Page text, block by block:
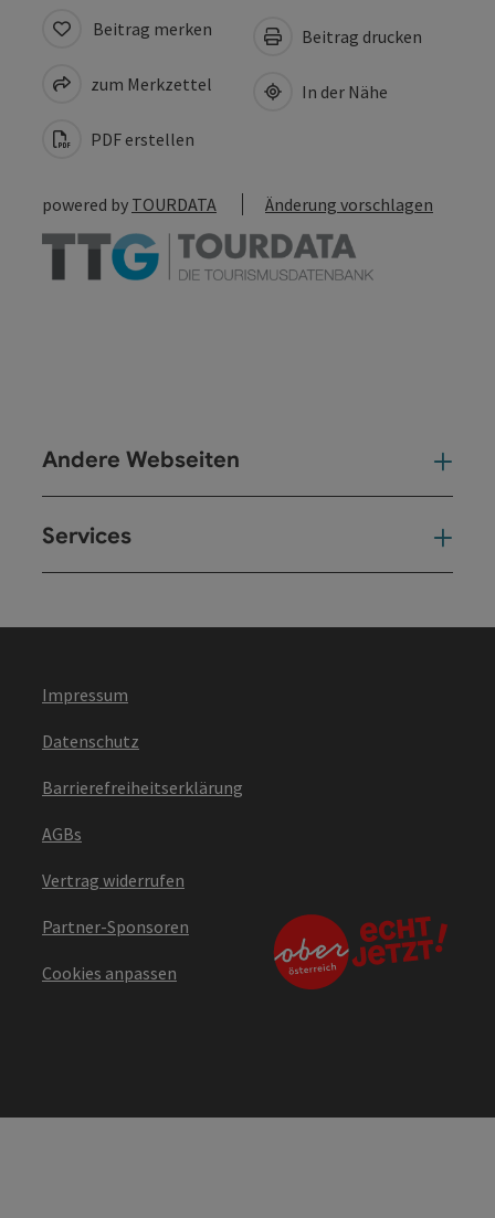
Beitrag merken
zum Merkzettel
PDF erstellen
Beitrag drucken
In der Nähe
powered by TOURDATA Änderung vorschlagen
Andere Webseiten
Services
Impressum
Datenschutz
Barrierefreiheitserklärung
AGBs
Vertrag widerrufen
Partner-Sponsoren
Cookies anpassen